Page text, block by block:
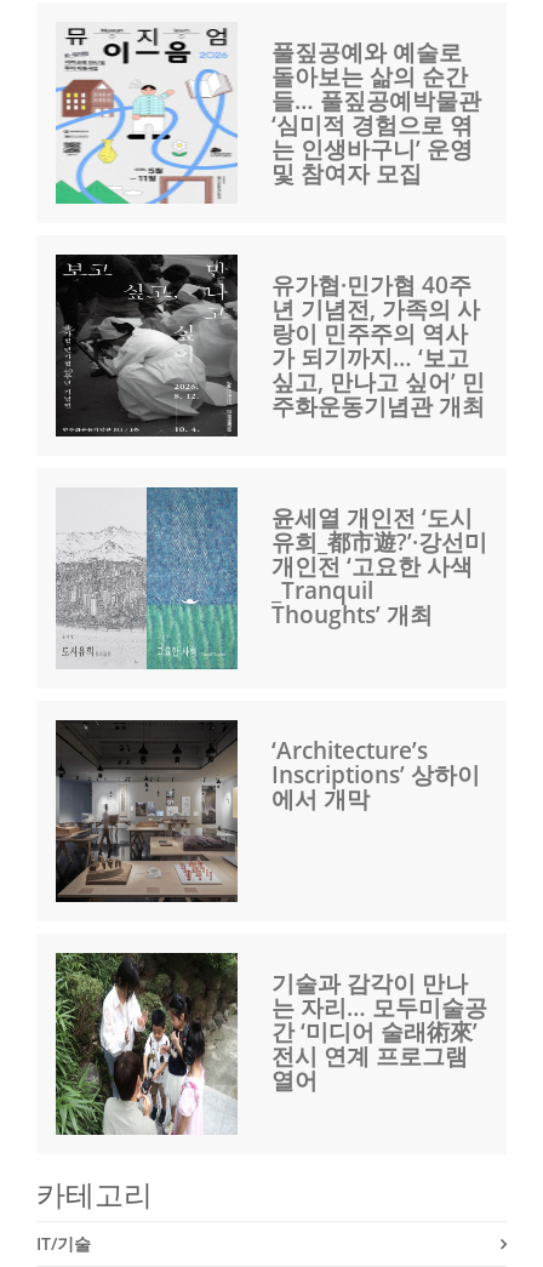
풀짚공예와 예술로
돌아보는 삶의 순간
들… 풀짚공예박물관
‘심미적 경험으로 엮
는 인생바구니’ 운영
및 참여자 모집
유가협·민가협 40주
년 기념전, 가족의 사
랑이 민주주의 역사
가 되기까지… ‘보고
싶고, 만나고 싶어’ 민
주화운동기념관 개최
윤세열 개인전 ‘도시
유희_都市遊?’·강선미
개인전 ‘고요한 사색
_Tranquil
Thoughts’ 개최
‘Architecture’s
Inscriptions’ 상하이
에서 개막
기술과 감각이 만나
는 자리… 모두미술공
간 ‘미디어 술래術來’
전시 연계 프로그램
열어
카테고리
IT/기술